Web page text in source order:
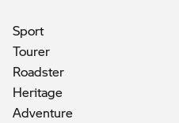
Sport
Tourer
Roadster
Heritage
Adventure